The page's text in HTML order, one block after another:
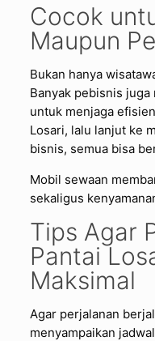
Cocok
Maupun
Bukan hanya
Banyak pebisnis
untuk menjaga
Losari, lalu lanjut ke
bisnis, semua bisa
Mobil sewaan
sekaligus
Tips Agar
Pantai
Maksimal
Agar perjalanan
menyampaikan